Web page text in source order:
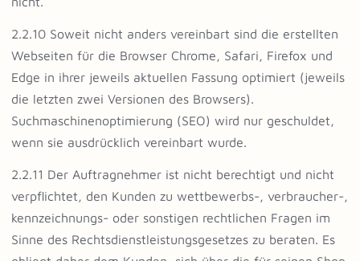
2.2.10 Soweit nicht anders vereinbart sind die erstellten
Webseiten für die Browser Chrome, Safari, Firefox und
Edge in ihrer jeweils aktuellen Fassung optimiert (jeweils
die letzten zwei Versionen des Browsers).
Suchmaschinenoptimierung (SEO) wird nur geschuldet,
wenn sie ausdrücklich vereinbart wurde.
2.2.11 Der Auftragnehmer ist nicht berechtigt und nicht
verpflichtet, den Kunden zu wettbewerbs-, verbraucher-,
kennzeichnungs- oder sonstigen rechtlichen Fragen im
Sinne des Rechtsdienstleistungsgesetzes zu beraten. Es